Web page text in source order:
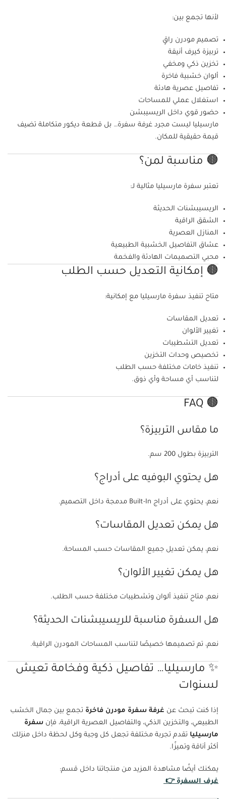
لأنها تجمع بين:
تصميم مودرن راقٍ
تربيزة كيرف أنيقة
تخزين ذكي ومخفي
ألوان خشبية فاخرة
تفاصيل عصرية هادئة
استغلال عملي للمساحات
حضور قوي داخل الريسيبشن
مارسيليا ليست مجرد غرفة سفرة… بل قطعة ديكور متكاملة تضيف
قيمة حقيقية للمكان.
🟤 مناسبة لمن؟
تعتبر سفرة مارسيليا مثالية لـ:
الريسيبشنات الحديثة
الشقق الراقية
المنازل العصرية
عشاق التفاصيل الخشبية الطبيعية
محبي التصميمات الهادئة والفخمة
🟤 إمكانية التعديل حسب الطلب
متاح تنفيذ سفرة مارسيليا مع إمكانية:
تعديل المقاسات
تغيير الألوان
تعديل التشطيبات
تخصيص وحدات التخزين
تنفيذ خامات مختلفة حسب الطلب
لتناسب أي مساحة وأي ذوق.
🟤 FAQ
ما مقاس التربيزة؟
التربيزة بطول 200 سم.
هل يحتوي البوفيه على أدراج؟
نعم، يحتوي على أدراج Built-In مدمجة داخل التصميم.
هل يمكن تعديل المقاسات؟
نعم، يمكن تعديل جميع المقاسات حسب المساحة.
هل يمكن تغيير الألوان؟
نعم، متاح تنفيذ ألوان وتشطيبات مختلفة حسب الطلب.
هل السفرة مناسبة للريسيبشنات الحديثة؟
نعم، تم تصميمها خصيصًا لتناسب المساحات المودرن الراقية.
✨ مارسيليا… تفاصيل ذكية وفخامة تعيش
لسنوات
إذا كنت تبحث عن غرفة سفرة مودرن فاخرة تجمع بين جمال الخشب
الطبيعي، والتخزين الذكي، والتفاصيل العصرية الراقية، فإن سفرة
مارسيليا تقدم تجربة مختلفة تجعل كل وجبة وكل لحظة داخل منزلك
أكثر أناقة وتميزًا.
يمكنك أيضًا مشاهدة المزيد من منتجاتنا داخل قسم:
غرف السفرة 👉